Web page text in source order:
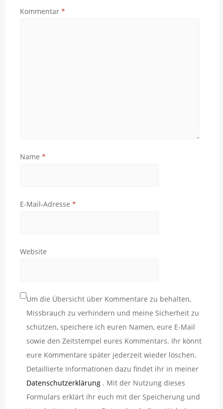
Kommentar *
Name *
E-Mail-Adresse *
Website
Um die Übersicht über Kommentare zu behalten,
Missbrauch zu verhindern und meine Sicherheit zu
schützen, speichere ich euren Namen, eure E-Mail
sowie den Zeitstempel eures Kommentars. Ihr könnt
eure Kommentare später jederzeit wieder löschen.
Detaillierte Informationen dazu findet ihr in meiner
Datenschutzerklärung . Mit der Nutzung dieses
Formulars erklärt ihr euch mit der Speicherung und